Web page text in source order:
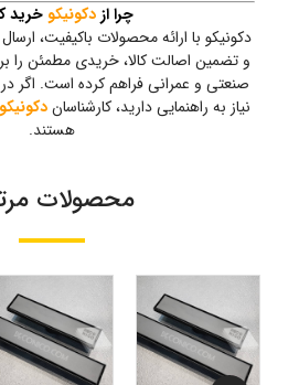
چرا از دکونیکو خرید
دکونیکو با ارائه محصولات باکیفیت،
و تضمین اصالت کالا، خریدی مطمئن را
صنعتی و عمرانی فراهم کرده است. اگر در
نیاز به راهنمایی دارید، کارشناساندکونیکو
هستند.
محصولات